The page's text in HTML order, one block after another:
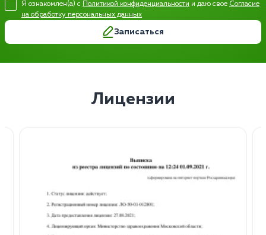
Я ознакомлен(а) с Политикой конфиденциальности и даю свое Согласие
на обработку персональных данных
Записаться
Лицензии